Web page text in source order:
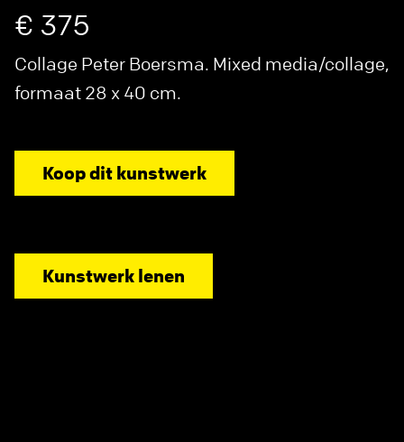
€ 375
Collage Peter Boersma. Mixed media/collage,
formaat 28 x 40 cm.
Koop dit kunstwerk
Kunstwerk lenen